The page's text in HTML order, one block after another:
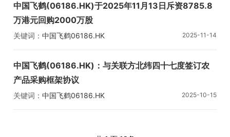
中国飞鹤(06186.HK)于2025年11月13日斥资8785.8
万港元回购2000万股
关键词： 中国飞鹤06186.HK 2025-11-14
中国飞鹤(06186.HK)：与关联方北纬四十七度签订农
产品采购框架协议
关键词： 中国飞鹤06186.HK 2025-10-15